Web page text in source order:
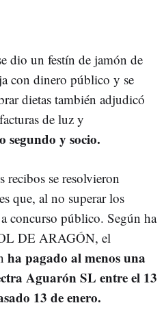
dio un festín de jamón de
con dinero público y se
dietas también adjudicó
de luz y
segundo y socio.
recibos se resolvieron
que, al no superar los
concurso público. Según ha
DE ARAGÓN, el
ha pagado al menos una
Aguarón SL entre el 13
13 de enero.